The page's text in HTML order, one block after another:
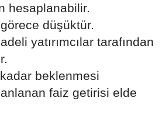
hesaplanabilir.
düşüktür.
yatırımcılar tarafından
beklenmesi
faiz getirisi elde